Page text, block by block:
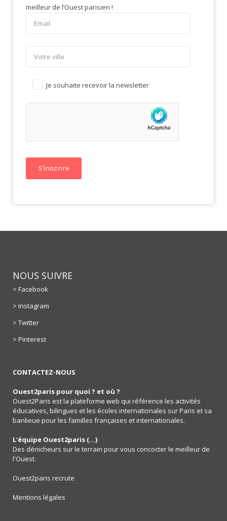
meilleur de l’Ouest parisien !
Je souhaite recevoir la newsletter
NOUS SUIVRE
> Facebook
> Instagram
> Twitter
> Pinterest
CONTACTEZ-NOUS
Ouest2paris pour quoi ? et où ?
Ouest2Paris est la plateforme web qui référence les activités
éducatives, bilingues et les écoles internationales sur Paris et sa
banlieue pour les familles françaises et internationales.
L'équipe Ouest2paris (...)
Des dénicheurs sur le terrain pour vous concocter le meilleur de
l'Ouest.
Ouest2paris recrute
Mentions légales